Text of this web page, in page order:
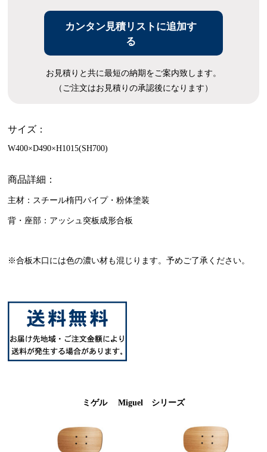
カンタン見積リストに追加す
る
お見積りと共に最短の納期をご案内致します。
（ご注文はお見積りの承認後になります）
サイズ：
W400×D490×H1015(SH700)
商品詳細：
主材：スチール楕円パイプ・粉体塗装
背・座部：アッシュ突板成形合板
※合板木口には色の濃い材も混じります。予めご了承ください。
ミゲル Miguel シリーズ